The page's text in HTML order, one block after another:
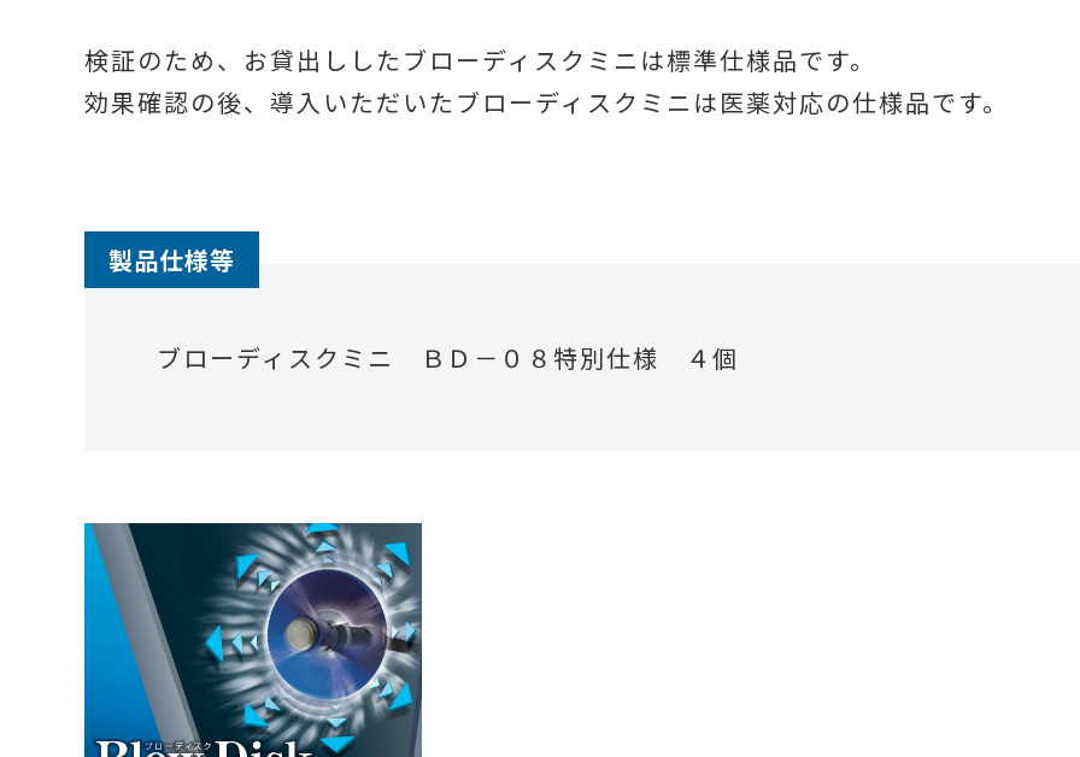
検証のため、お貸出ししたブローディスクミニは標準仕様品です。
効果確認の後、導入いただいたブローディスクミニは医薬対応の仕様品です。
製品仕様等
ブローディスクミニ ＢＤ－０８特別仕様 ４個